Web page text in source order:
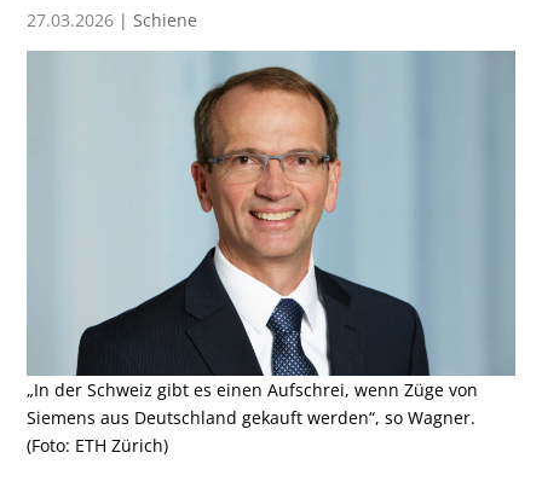
27.03.2026 |Schiene
„In der Schweiz gibt es einen Aufschrei, wenn Züge von
Siemens aus Deutschland gekauft werden“, so Wagner.
(Foto: ETH Zürich)